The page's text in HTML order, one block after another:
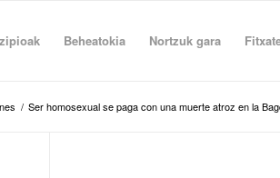
Beheatokia Nortzuk gara
/ Ser homosexual se paga con una muerte atroz en la